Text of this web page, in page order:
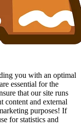
you with an optimal
essential for the
that our site runs
content and external
purposes! If
for statistics and